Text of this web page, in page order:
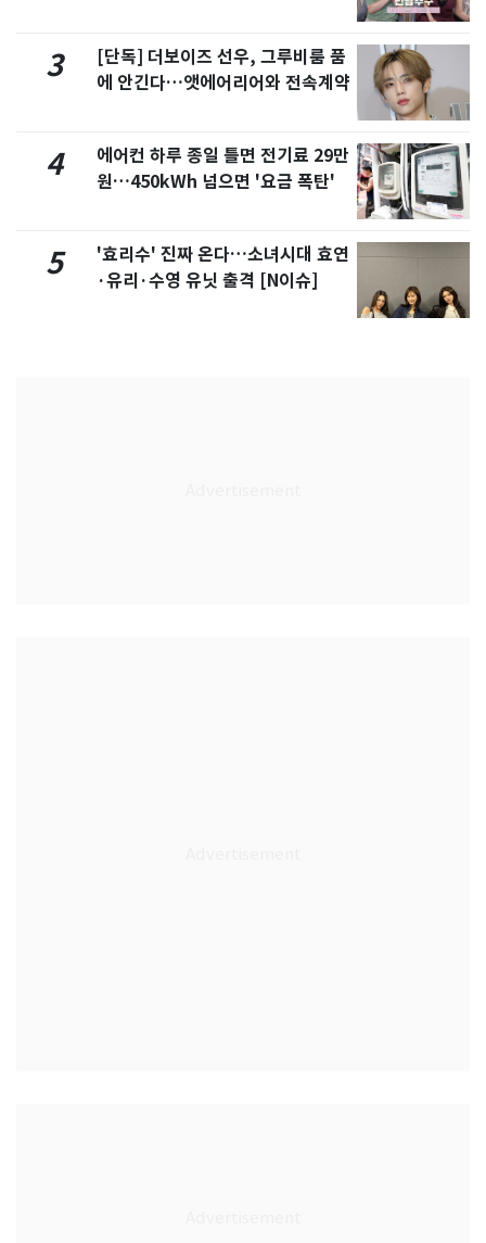
3
[단독] 더보이즈 선우, 그루비룸 품
에 안긴다…앳에어리어와 전속계약
4
에어컨 하루 종일 틀면 전기료 29만
원…450kWh 넘으면 '요금 폭탄'
5
'효리수' 진짜 온다…소녀시대 효연
·유리·수영 유닛 출격 [N이슈]